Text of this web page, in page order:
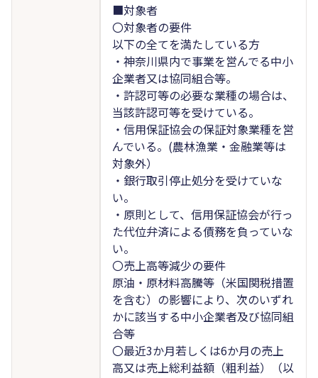
■対象者
〇対象者の要件
以下の全てを満たしている方
・神奈川県内で事業を営んでる中小
企業者又は協同組合等。
・許認可等の必要な業種の場合は、
当該許認可等を受けている。
・信用保証協会の保証対象業種を営
んでいる。(農林漁業・金融業等は
対象外）
・銀行取引停止処分を受けていな
い。
・原則として、信用保証協会が行っ
た代位弁済による債務を負っていな
い。
〇売上高等減少の要件
原油・原材料高騰等（米国関税措置
を含む）の影響により、次のいずれ
かに該当する中小企業者及び協同組
合等
〇最近3か月若しくは6か月の売上
高又は売上総利益額（粗利益）（以